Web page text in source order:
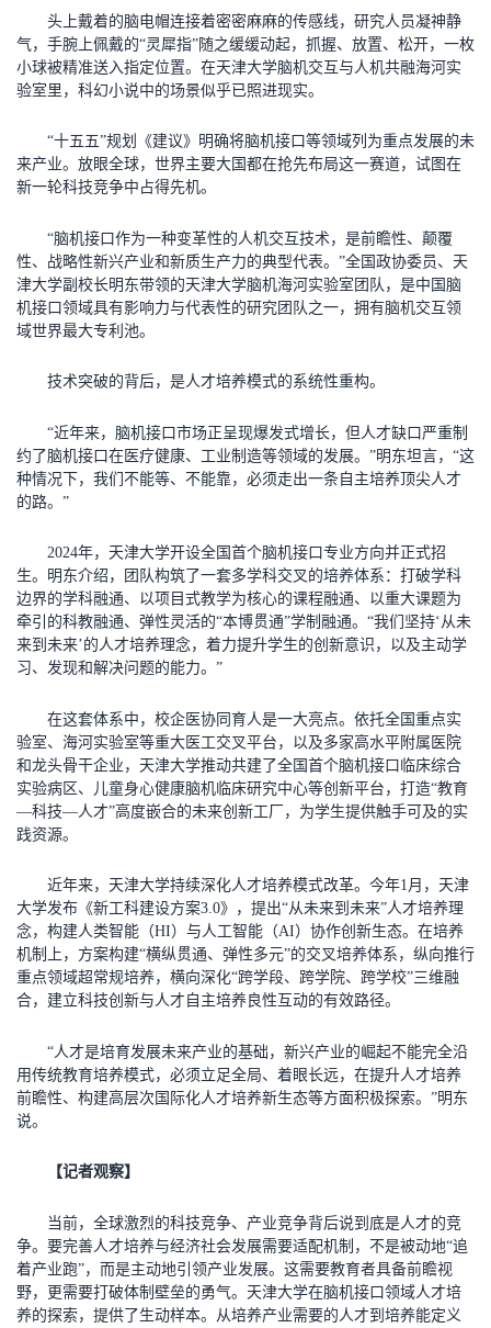
头上戴着的脑电帽连接着密密麻麻的传感线，研究人员凝神静
气，手腕上佩戴的“灵犀指”随之缓缓动起，抓握、放置、松开，一枚
小球被精准送入指定位置。在天津大学脑机交互与人机共融海河实
验室里，科幻小说中的场景似乎已照进现实。
“十五五”规划《建议》明确将脑机接口等领域列为重点发展的未
来产业。放眼全球，世界主要大国都在抢先布局这一赛道，试图在
新一轮科技竞争中占得先机。
“脑机接口作为一种变革性的人机交互技术，是前瞻性、颠覆
性、战略性新兴产业和新质生产力的典型代表。”全国政协委员、天
津大学副校长明东带领的天津大学脑机海河实验室团队，是中国脑
机接口领域具有影响力与代表性的研究团队之一，拥有脑机交互领
域世界最大专利池。
技术突破的背后，是人才培养模式的系统性重构。
“近年来，脑机接口市场正呈现爆发式增长，但人才缺口严重制
约了脑机接口在医疗健康、工业制造等领域的发展。”明东坦言，“这
种情况下，我们不能等、不能靠，必须走出一条自主培养顶尖人才
的路。”
2024年，天津大学开设全国首个脑机接口专业方向并正式招
生。明东介绍，团队构筑了一套多学科交叉的培养体系：打破学科
边界的学科融通、以项目式教学为核心的课程融通、以重大课题为
牵引的科教融通、弹性灵活的“本博贯通”学制融通。“我们坚持‘从未
来到未来’的人才培养理念，着力提升学生的创新意识，以及主动学
习、发现和解决问题的能力。”
在这套体系中，校企医协同育人是一大亮点。依托全国重点实
验室、海河实验室等重大医工交叉平台，以及多家高水平附属医院
和龙头骨干企业，天津大学推动共建了全国首个脑机接口临床综合
实验病区、儿童身心健康脑机临床研究中心等创新平台，打造“教育
—科技—人才”高度嵌合的未来创新工厂，为学生提供触手可及的实
践资源。
近年来，天津大学持续深化人才培养模式改革。今年1月，天津
大学发布《新工科建设方案3.0》，提出“从未来到未来”人才培养理
念，构建人类智能（HI）与人工智能（AI）协作创新生态。在培养
机制上，方案构建“横纵贯通、弹性多元”的交叉培养体系，纵向推行
重点领域超常规培养，横向深化“跨学段、跨学院、跨学校”三维融
合，建立科技创新与人才自主培养良性互动的有效路径。
“人才是培育发展未来产业的基础，新兴产业的崛起不能完全沿
用传统教育培养模式，必须立足全局、着眼长远，在提升人才培养
前瞻性、构建高层次国际化人才培养新生态等方面积极探索。”明东
说。
【记者观察】
当前，全球激烈的科技竞争、产业竞争背后说到底是人才的竞
争。要完善人才培养与经济社会发展需要适配机制，不是被动地“追
着产业跑”，而是主动地引领产业发展。这需要教育者具备前瞻视
野，更需要打破体制壁垒的勇气。天津大学在脑机接口领域人才培
养的探索，提供了生动样本。从培养产业需要的人才到培养能定义